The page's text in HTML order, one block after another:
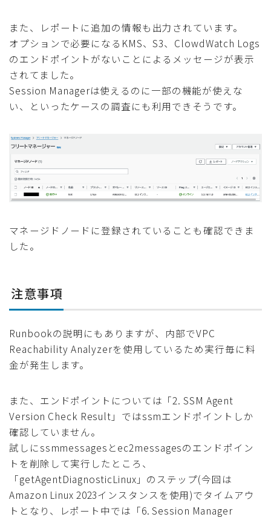
また、レポートに追加の情報も出力されています。
オプションで必要になるKMS、S3、ClowdWatch Logs
のエンドポイントがないことによるメッセージが表示
されてました。
Session Managerは使えるのに一部の機能が使えな
い、といったケースの調査にも利用できそうです。
マネージドノードに登録されていることも確認できま
した。
注意事項
Runbookの説明にもありますが、内部でVPC
Reachability Analyzerを使用しているため実行毎に料
金が発生します。
また、エンドポイントについては「2. SSM Agent
Version Check Result」ではssmエンドポイントしか
確認していません。
試しにssmmessagesとec2messagesのエンドポイン
トを削除して実行したところ、
「getAgentDiagnosticLinux」のステップ(今回は
Amazon Linux 2023インスタンスを使用)でタイムアウ
トとなり、レポート中では「6. Session Manager